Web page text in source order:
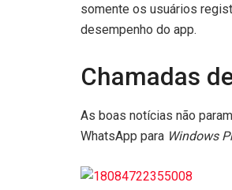
somente os usuários
desempenho do app.
Chamadas
As boas notícias não
WhatsApp para Windows